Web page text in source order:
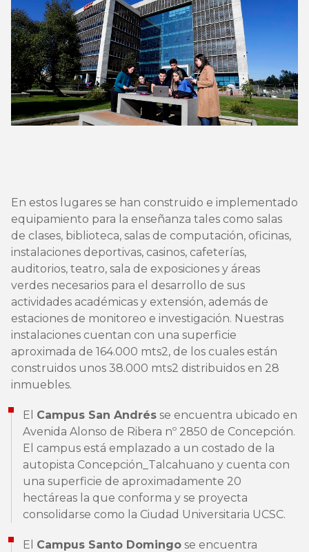
En estos lugares se han construido e implementado
equipamiento para la enseñanza tales como salas
de clases, biblioteca, salas de computación, oficinas,
instalaciones deportivas, casinos, cafeterías,
auditorios, teatro, sala de exposiciones y áreas
verdes necesarios para el desarrollo de sus
actividades académicas y extensión, además de
estaciones de monitoreo e investigación. Nuestras
instalaciones cuentan con una superficie
aproximada de 164.000 mts2, de los cuales están
construidos unos 38.000 mts2 distribuidos en 28
inmuebles.
El Campus San Andrés se encuentra ubicado en
Avenida Alonso de Ribera nº 2850 de Concepción.
El campus está emplazado a un costado de la
autopista Concepción_Talcahuano y cuenta con
una superficie de aproximadamente 20
hectáreas la que conforma y se proyecta
consolidarse como la Ciudad Universitaria UCSC.
El Campus Santo Domingo se encuentra